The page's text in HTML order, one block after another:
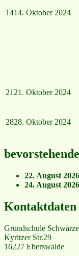
1414. Oktober 2024
21 21. Oktober 2024
2828. Oktober 2024
22. August 2026
24. August 2026
Kontaktdaten
Grundschule
Kyritzer Str.29
16227 Eberswalde